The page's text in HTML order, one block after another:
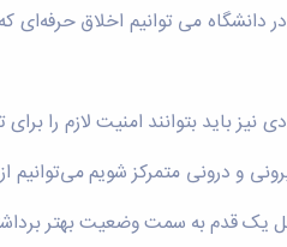
دانشگاه می توانیم اخلاق
نیز باید بتوانند امنیت لازم را
و درونی متمرکز شویم
یک قدم به سمت وضعیت بهتر